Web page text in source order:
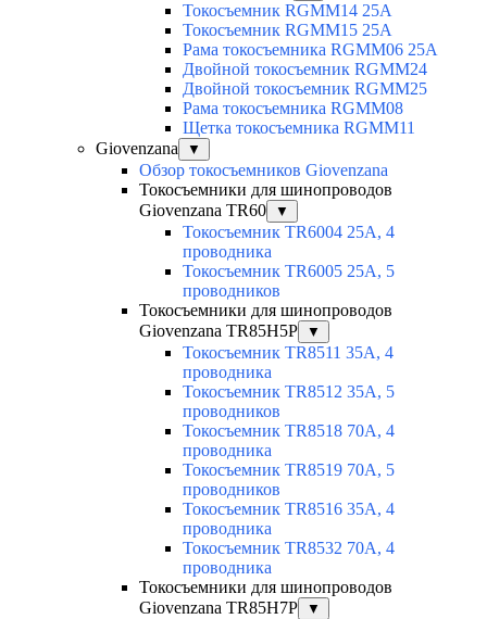
Токосъемник RGMM14 25А
Токосъемник RGMM15 25А
Рама токосъемника RGMM06 25А
Двойной токосъемник RGMM24
Двойной токосъемник RGMM25
Рама токосъемника RGMM08
Щетка токосъемника RGMM11
Giovenzana
▼
Обзор токосъемников Giovenzana
Токосъемники для шинопроводов
Giovenzana TR60
▼
Токосъемник TR6004 25A, 4
проводника
Токосъемник TR6005 25A, 5
проводников
Токосъемники для шинопроводов
Giovenzana TR85H5P
▼
Токосъемник TR8511 35A, 4
проводника
Токосъемник TR8512 35A, 5
проводников
Токосъемник TR8518 70A, 4
проводника
Токосъемник TR8519 70A, 5
проводников
Токосъемник TR8516 35A, 4
проводника
Токосъемник TR8532 70A, 4
проводника
Токосъемники для шинопроводов
Giovenzana TR85H7P
▼